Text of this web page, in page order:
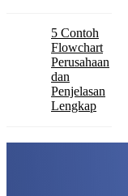
5 Contoh
Flowchart
Perusahaan
dan
Penjelasan
Lengkap